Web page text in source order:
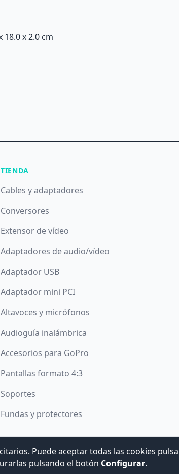
x 2.0 cm
TIENDA
Cables y adaptadores
Conversores
Extensor de vídeo
Adaptadores de audio/vídeo
Adaptador USB
Adaptador mini PCI
Altavoces y micrófonos
Audioguía inalámbrica
Accesorios para GoPro
Pantallas formato 4:3
Soportes
Fundas y protectores
Hogar Digital e Inmótica Ingenieros, S.L.
Puede aceptar todas las cookies
pulsando el botón Configurar.